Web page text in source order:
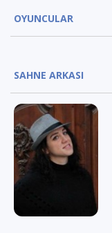
OYUNCULAR
SAHNE ARKASI